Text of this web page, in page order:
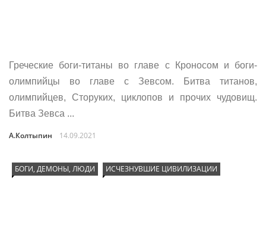
Греческие боги-титаны во главе с Кроносом и боги-
олимпийцы во главе с Зевсом. Битва титанов,
олимпийцев, Сторуких, циклопов и прочих чудовищ.
Битва Зевса ...
А.Колтыпин 14.09.2021
БОГИ, ДЕМОНЫ, ЛЮДИ ИСЧЕЗНУВШИЕ ЦИВИЛИЗАЦИИ